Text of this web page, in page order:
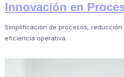
Innovación en
Simplificación de procesos,
eficiencia operativa.